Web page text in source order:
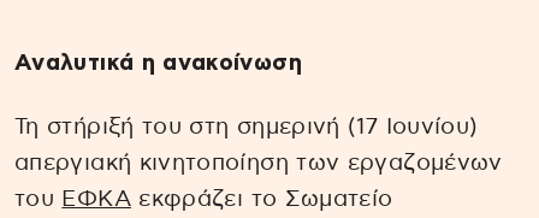
Αναλυτικά η ανακοίνωση
Τη στήριξή του στη σημερινή (17 Ιουνίου)
απεργιακή κινητοποίηση των εργαζομένων
του ΕΦΚΑεκφράζει το Σωματείο